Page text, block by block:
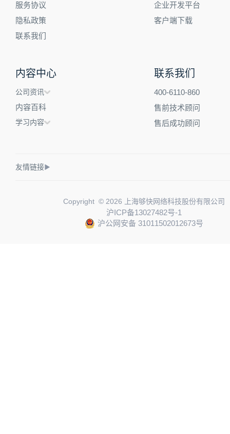
服务协议
隐私政策
联系我们
企业开发平台
客户端下载
内容中心
公司资讯
内容百科
学习内容
联系我们
400-6110-860
售前技术顾问
售后成功顾问
友情链接▶
Copyright © 2026 上海够快网络科技股份有限公司
沪ICP备13027482号-1
沪公网安备 31011502012673号